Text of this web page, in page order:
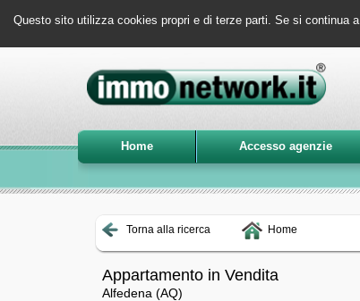
Questo sito utilizza cookies propri e di terze parti. Se si continua
Home Accesso agenzie
Torna alla ricerca Home
Appartamento in Vendita
Alfedena (AQ)